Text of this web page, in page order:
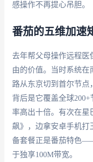
感操作不再提心吊胆。
番茄的五维加速
去年帮父母操作远程医
由的价值。当时系统在
路从东京切到首尔节点
背后是它覆盖全球
率高出十倍。有次在星
飙》，边拿安卓手机打
备套餐正是番茄特色
于独享100M带宽。